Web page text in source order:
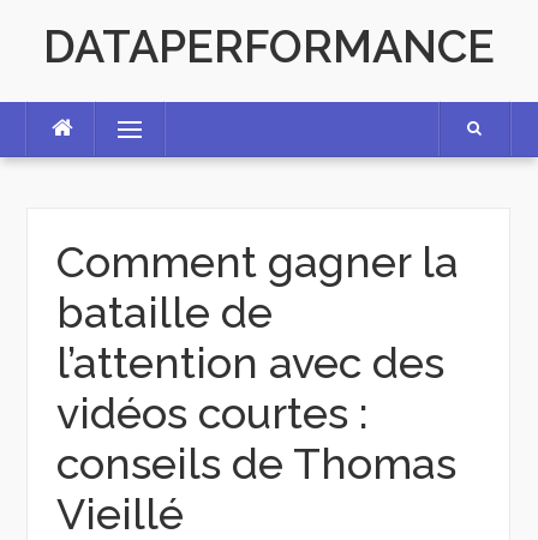
contentDATAPERFORMANCE
Menu
Comment gagner la
bataille de
l’attention avec des
vidéos courtes :
conseils de Thomas
Vieillé